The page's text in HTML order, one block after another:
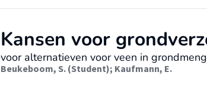
Kansen voor
voor alternatieven voor veen in
Beukeboom, S. (Student); Kaufmann, E.